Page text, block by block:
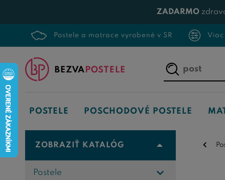
ZADARMO
Postele a matrace vyrobené v SR
Napíšte,
čo
hľadáte...
POSTELE POSCHODOVÉ POSTELE
ZOBRAZIŤ KATALÓG
Postele